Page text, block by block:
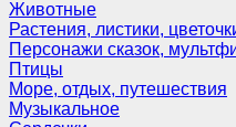
Животные
Растения, листики,
Персонажи сказок,
Птицы
Море, отдых, путешествия
Музыкальное